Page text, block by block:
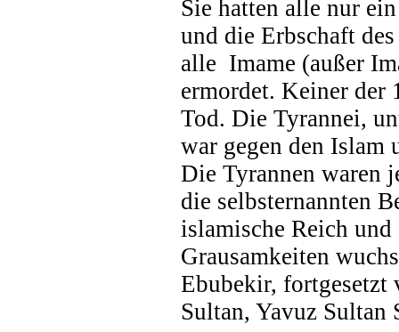
Sie hatten alle nur
und die Erbschaft
alle Imame (außer
ermordet. Keiner der
Tod. Die Tyrannei,
war gegen den
Die Tyrannen waren
die selbsternannten
islamische Reich
Grausamkeiten
Ebubekir, fortgesetzt
Sultan, Yavuz Sultan